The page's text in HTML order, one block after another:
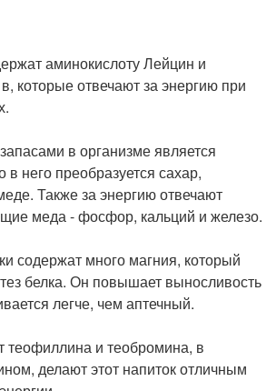
аминокислоту Лейцин и
которые отвечают за энергию при
в организме является
в него преобразуется сахар,
Также за энергию отвечают
меда - фосфор, кальций и железо.
содержат много магния, который
белка. Он повышает выносливость
легче, чем аптечный.
и теобромина, в
делают этот напиток отличным